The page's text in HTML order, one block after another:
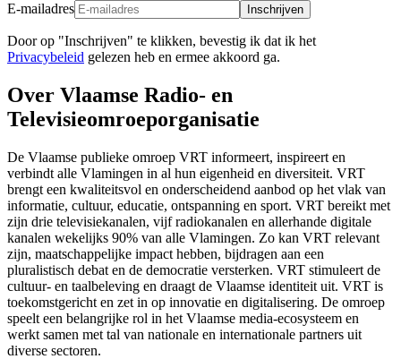
E-mailadres Inschrijven
Door op "Inschrijven" te klikken, bevestig ik dat ik het
Privacybeleid gelezen heb en ermee akkoord ga.
Over Vlaamse Radio- en
Televisieomroeporganisatie
De Vlaamse publieke omroep VRT informeert, inspireert en
verbindt alle Vlamingen in al hun eigenheid en diversiteit. VRT
brengt een kwaliteitsvol en onderscheidend aanbod op het vlak van
informatie, cultuur, educatie, ontspanning en sport. VRT bereikt met
zijn drie televisiekanalen, vijf radiokanalen en allerhande digitale
kanalen wekelijks 90% van alle Vlamingen. Zo kan VRT relevant
zijn, maatschappelijke impact hebben, bijdragen aan een
pluralistisch debat en de democratie versterken. VRT stimuleert de
cultuur- en taalbeleving en draagt de Vlaamse identiteit uit. VRT is
toekomstgericht en zet in op innovatie en digitalisering. De omroep
speelt een belangrijke rol in het Vlaamse media-ecosysteem en
werkt samen met tal van nationale en internationale partners uit
diverse sectoren.